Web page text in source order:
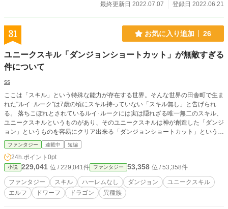
最終更新日 2022.07.07
登録日 2022.06.21
31 お気に入り追加 26
ユニークスキル「ダンジョンショートカット」が無敵すぎる
件について
ss
ここは「スキル」という特殊な能力が存在する世界。そんな世界の田舎町で生ま
れた"ルイ･ルーク"は7歳の頃にスキル持っていない「スキル無し」と告げられ
る。 落ちこぼれとされているルイ･ルークには実は隠れざる唯一無二のスキル、
ユニークスキルというものがあり、そのユニークスキルは神が創造した「ダンジ
ョン」というものを容易にクリア出来る「ダンジョンショートカット」というも
のである。 このダンジョンショートカットを使い、ルイ･ルークは英雄になるこ
とを目指す。 ※本気で執筆してるためhotランキングに載らなかったら打ち切り
にさせていただきます。何卒、応援のほどよろしくお願いします。
ファンタジー 連載中 短編
24h.ポイント 0pt
小説 229,041 位 / 229,041件 ファンタジー 53,358 位 / 53,358件
ファンタジー スキル ハーレムなし ダンジョン
ユニークスキル
エルフ
ドワーフ ドラゴン 異種族